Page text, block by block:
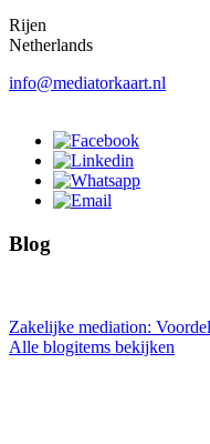
Rijen
Netherlands
info@mediatorkaart.nl
Blog
Zakelijke mediation:
Alle blogitems bekijken